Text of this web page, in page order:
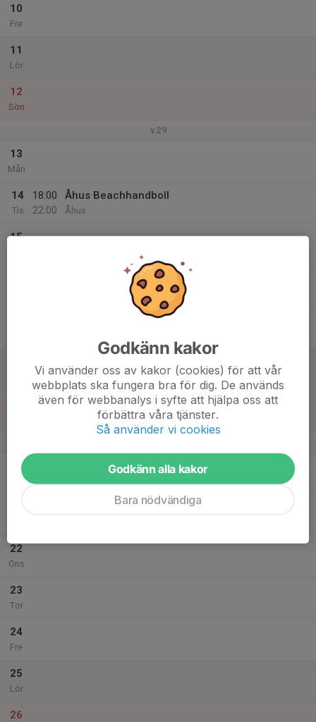
10
Fre
11
Lör
12
Sön
v.29
13
Mån
14
Tis
18:00
22:00
Åhus Beachhandboll
Åhus
15
20
Mån
22
Ons
23
Tor
24
Fre
25
Lör
26
Godkänn kakor
Vi använder oss av kakor (cookies) för att vår
webbplats ska fungera bra för dig. De används
även för webbanalys i syfte att hjälpa oss att
förbättra våra tjänster.
Så använder vi cookies
Godkänn alla kakor
Bara nödvändiga